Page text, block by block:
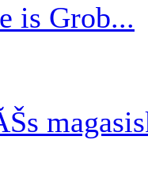
is Grob...